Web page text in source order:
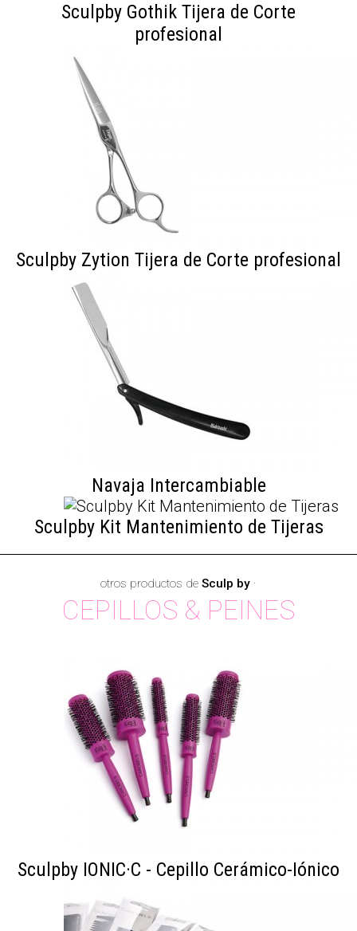
Sculpby Gothik Tijera de Corte
profesional
Sculpby Zytion Tijera de Corte profesional
Navaja Intercambiable
Sculpby Kit Mantenimiento de Tijeras
otros productos de Sculp by ·
CEPILLOS & PEINES
Sculpby IONIC·C - Cepillo Cerámico-Iónico